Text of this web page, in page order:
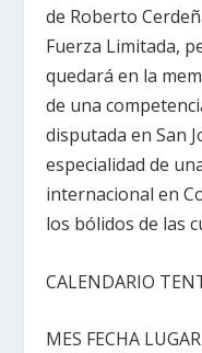
de Roberto
Fuerza Limitada,
quedará en la
de una
disputada en San
especialidad de
internacional en
los bólidos de las
CALENDARIO
MES FECHA